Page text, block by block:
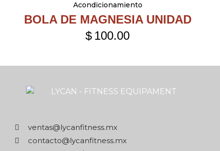
Acondicionamiento
BOLA DE MAGNESIA UNIDAD
$ 100.00
xm.ssentifnacyl@satnev
xm.ssentifnacyl@otcatnoc